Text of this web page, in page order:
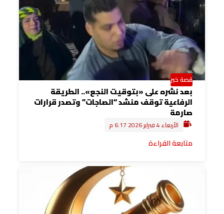
قصة خبر
بعد نشره على «بتوقيت النجع».. الطريقة
الرفاعية توقف منشد “الصاجات” وتصدر قرارات
صارمة
الأربعاء 4 فبراير 2026 6:17 م
متابعة القراءة